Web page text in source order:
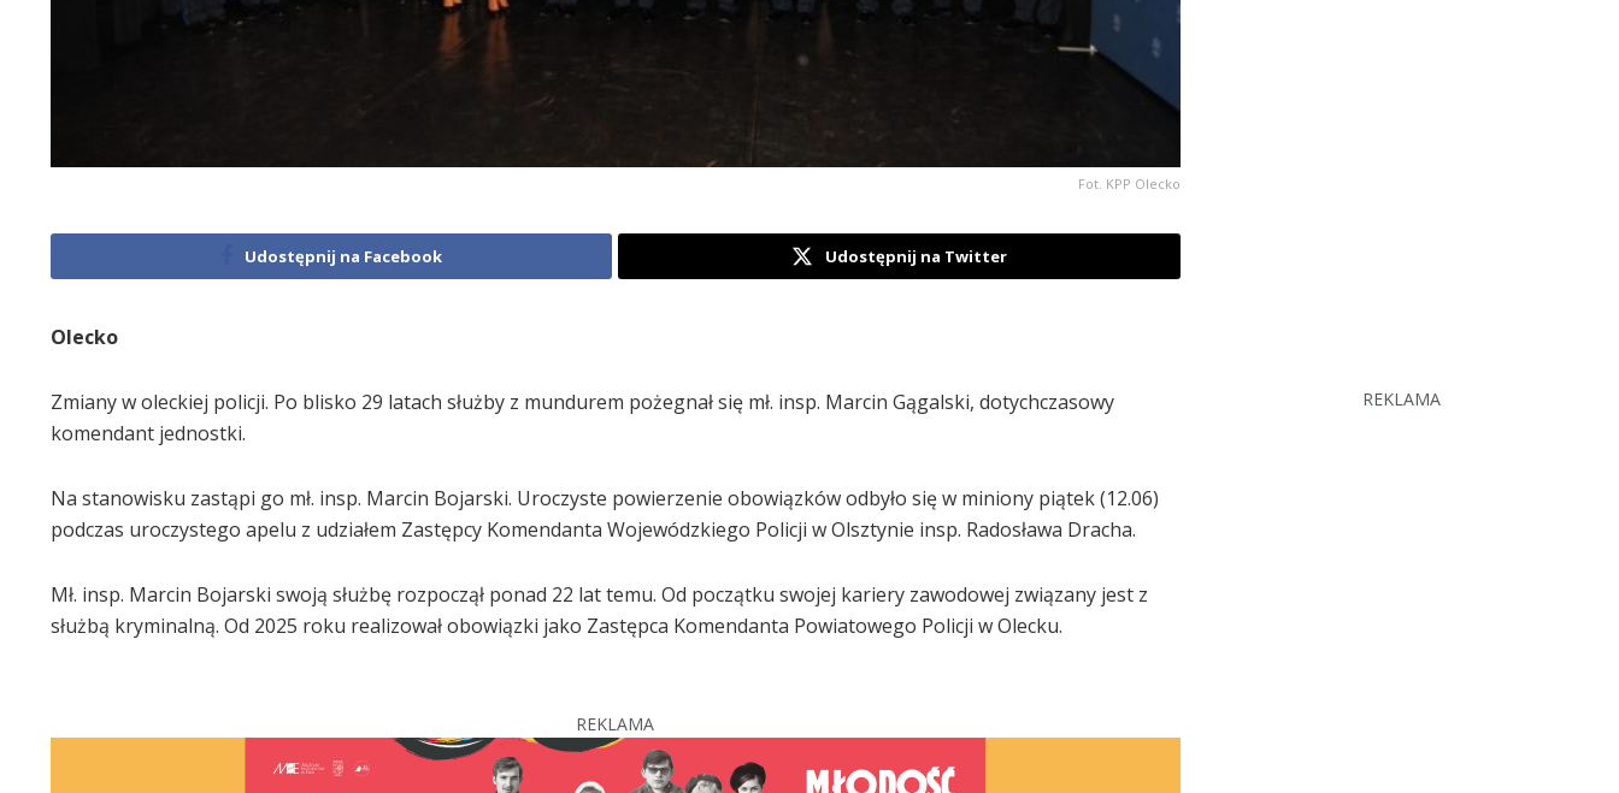
Fot. KPP Olecko
Udostępnij na Facebook Udostępnij na Twitter
Olecko
Zmiany w oleckiej policji. Po blisko 29 latach służby z mundurem pożegnał się mł. insp. Marcin Gągalski, dotychczasowy
komendant jednostki.
Na stanowisku zastąpi go mł. insp. Marcin Bojarski. Uroczyste powierzenie obowiązków odbyło się w miniony piątek (12.06)
podczas uroczystego apelu z udziałem Zastępcy Komendanta Wojewódzkiego Policji w Olsztynie insp. Radosława Dracha.
Mł. insp. Marcin Bojarski swoją służbę rozpoczął ponad 22 lat temu. Od początku swojej kariery zawodowej związany jest z
służbą kryminalną. Od 2025 roku realizował obowiązki jako Zastępca Komendanta Powiatowego Policji w Olecku.
REKLAMA
REKLAMA